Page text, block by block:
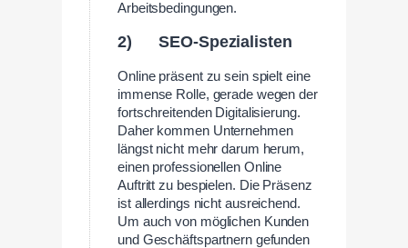
Arbeitsbedingungen.
2) SEO-Spezialisten
Online präsent zu sein spielt eine
immense Rolle, gerade wegen der
fortschreitenden Digitalisierung.
Daher kommen Unternehmen
längst nicht mehr darum herum,
einen professionellen Online
Auftritt zu bespielen. Die Präsenz
ist allerdings nicht ausreichend.
Um auch von möglichen Kunden
und Geschäftspartnern gefunden